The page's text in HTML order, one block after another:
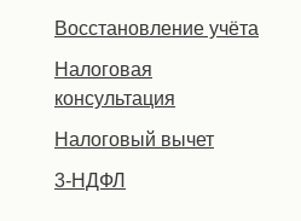
Восстановление учёта
Налоговая
консультация
Налоговый вычет
3-НДФЛ